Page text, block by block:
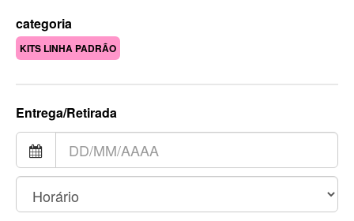
categoria
KITS LINHA PADRÃO
Entrega/Retirada